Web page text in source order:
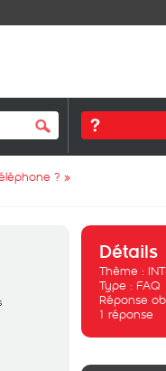
? »
Détails
Thème :
Type : FAQ
Réponse
1 réponse